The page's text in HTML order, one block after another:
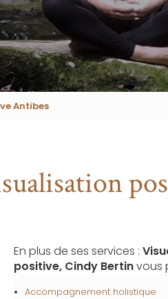
Antibes
En plus de ses services :
positive, Cindy Bertinvous
Accompagnement holistique